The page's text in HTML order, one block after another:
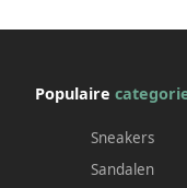
Populaire
Sneakers
Sandalen